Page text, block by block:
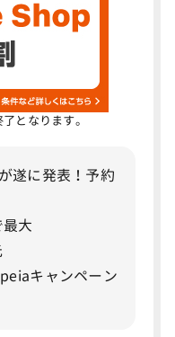
Proのカラー・デ
Directに対応
ある質問
はどちらがおすすめ
となります。
遂に発表！予約
大
キャンペーン